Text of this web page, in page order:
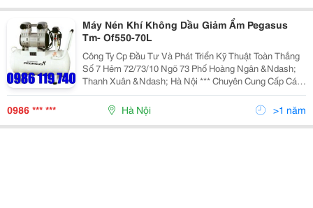
Máy Nén Khí Không Dầu Giảm Ẩm Pegasus
Tm- Of550-70L
Công Ty Cp Đầu Tư Và Phát Triển Kỹ Thuật Toàn Thắng
Số 7 Hẻm 72/73/10 Ngõ 73 Phố Hoàng Ngân &Ndash;
Thanh Xuân &Ndash; Hà Nội *** Chuyên Cung Cấp Các
Đồ Điện Máy, Điện Gia Dụng, Máy Văn Phòng Và Máy
Công Nghiệp. Chúng Tôi Xin Cam Chất Lượ
0986 *** *** Hà Nội >1 năm